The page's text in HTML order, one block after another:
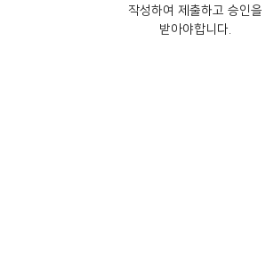
작성하여 제출하고 승인을
받아야합니다.